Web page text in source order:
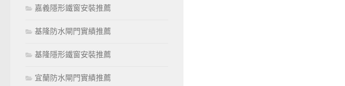
嘉義隱形鐵窗安裝推薦
基隆防水閘門實績推薦
基隆隱形鐵窗安裝推薦
宜蘭防水閘門實績推薦